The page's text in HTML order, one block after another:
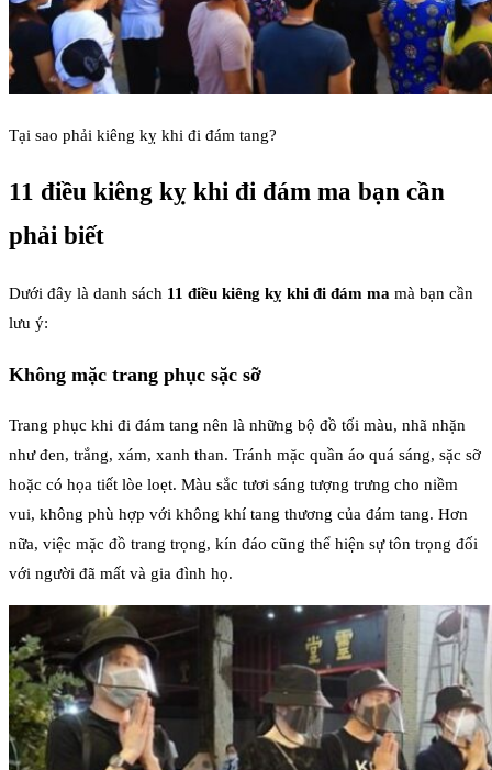
Tại sao phải kiêng kỵ khi đi đám tang?
11 điều kiêng kỵ khi đi đám ma bạn cần
phải biết
Dưới đây là danh sách 11 điều kiêng kỵ khi đi đám ma mà bạn cần
lưu ý:
Không mặc trang phục sặc sỡ
Trang phục khi đi đám tang nên là những bộ đồ tối màu, nhã nhặn
như đen, trắng, xám, xanh than. Tránh mặc quần áo quá sáng, sặc sỡ
hoặc có họa tiết lòe loẹt. Màu sắc tươi sáng tượng trưng cho niềm
vui, không phù hợp với không khí tang thương của đám tang. Hơn
nữa, việc mặc đồ trang trọng, kín đáo cũng thể hiện sự tôn trọng đối
với người đã mất và gia đình họ.